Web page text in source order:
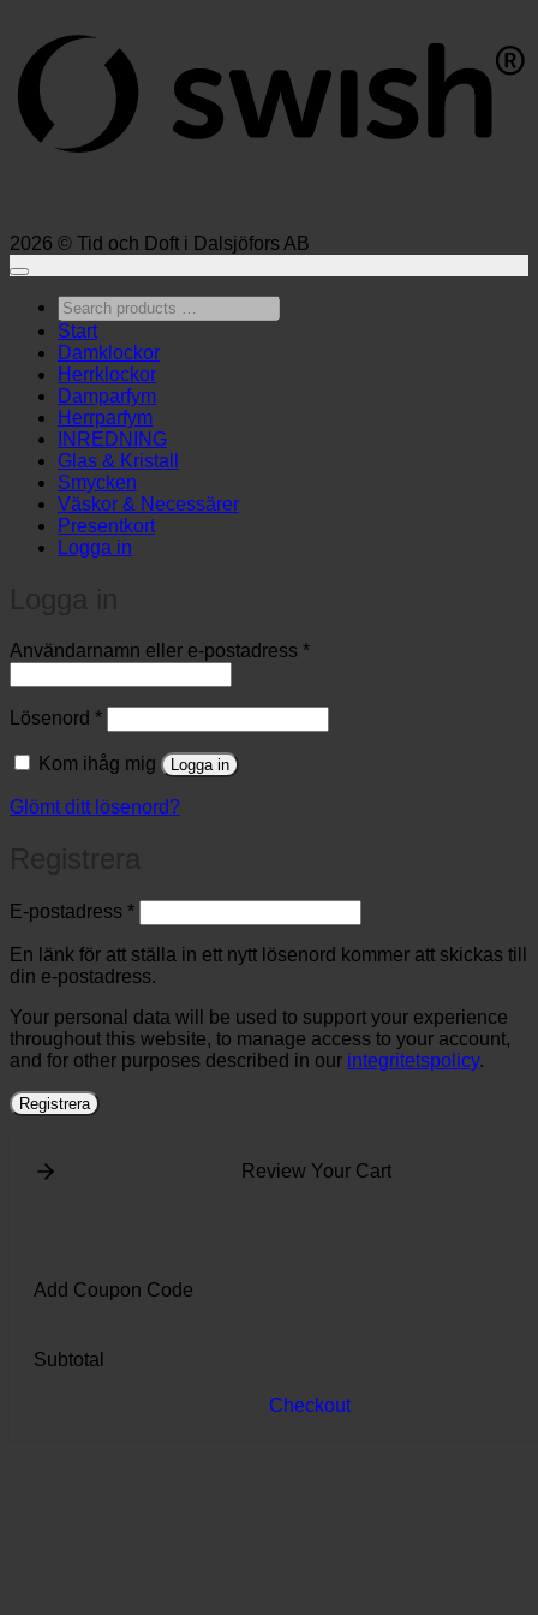
2026 © Tid och Doft i Dalsjöfors AB
Search
products
…
Start
Damklockor
Herrklockor
Damparfym
Herrparfym
INREDNING
Glas & Kristall
Smycken
Väskor & Necessärer
Presentkort
Logga in
Användarnamn eller e-postadress *Obligatoriskt
Lösenord *Obligatoriskt
Kom ihåg mig Logga in
Glömt ditt lösenord?
E-postadress *Obligatoriskt
En länk för att ställa in ett nytt lösenord kommer att skickas till
din e-postadress.
Your personal data will be used to support your experience
throughout this website, to manage access to your account,
and for other purposes described in our integritetspolicy.
Registrera
Review Your Cart
Add Coupon Code
Subtotal
Checkout